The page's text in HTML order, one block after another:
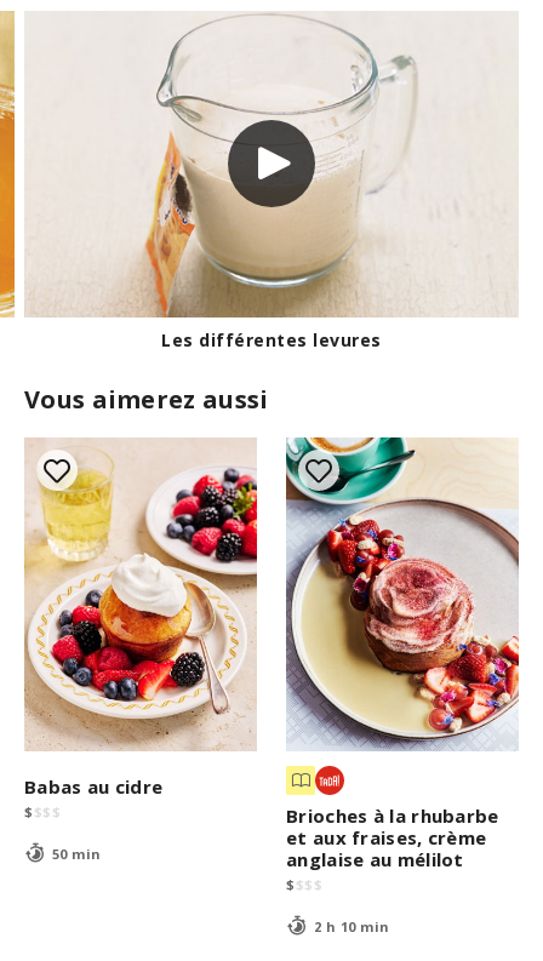
Mesurer les ingrédients collants
Vous aimerez aussi
Babas au cidre
$ $$ $
50 min
Brioches à la rhubarbe
et aux fraises, crème
anglaise au mélilot
$ $$ $
2 h 10 min